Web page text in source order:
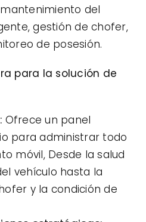
del
gestión de chofer,
de posesión.
para la solución de
Ofrece un panel
para administrar todo
móvil, Desde la salud
vehículo hasta la
y la condición de